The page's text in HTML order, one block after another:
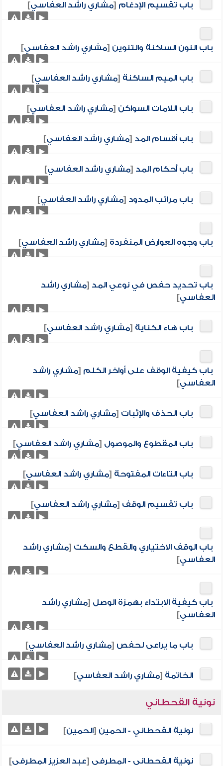
باب تقسيم الإدغام [مشاري راشد العفاسي]
باب النون الساكنة والتنوين [مشاري راشد العفاسي]
باب الميم الساكنة [مشاري راشد العفاسي]
باب اللامات السواكن [مشاري راشد العفاسي]
باب أقسام المد [مشاري راشد العفاسي]
باب أحكام المد [مشاري راشد العفاسي]
باب مراتب المدود [مشاري راشد العفاسي]
باب وجوه العوارض المنفردة [مشاري راشد العفاسي]
باب تحديد حفص في نوعي المد [مشاري راشد
العفاسي]
باب هاء الكناية [مشاري راشد العفاسي]
باب كيفية الوقف على أواخر الكلم [مشاري راشد
العفاسي]
باب الحذف والإثبات [مشاري راشد العفاسي]
باب المقطوع والموصول [مشاري راشد العفاسي]
باب التاءات المفتوحة [مشاري راشد العفاسي]
باب تقسيم الوقف [مشاري راشد العفاسي]
باب الوقف الاختياري والقطع والسكت [مشاري راشد
العفاسي]
باب كيفية الابتداء بهمزة الوصل [مشاري راشد
العفاسي]
باب ما يراعى لحفص [مشاري راشد العفاسي]
الخاتمة [مشاري راشد العفاسي]
نونية القحطاني
نونية القحطاني - الحمين [الحمين]
نونية القحطاني - المطرفي [عبد العزيز المطرفي]